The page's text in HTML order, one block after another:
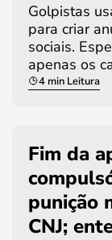
Golpistas
para criar
sociais.
apenas os
4 min Leitura
Fim da
punição
CNJ;